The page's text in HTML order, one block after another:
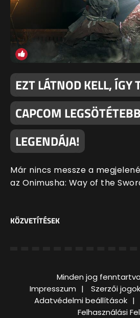
EZT LÁTNOD KELL, ÍGY
CAPCOM
LEGENDÁJA!
Már nincs messze a
az Onimusha: Way of the
KÖZVETÍTÉSEK
Minden jog fenntartva
Impresszum
Szerzői jogok
Adatvédelmi beállítások
Felhasználási